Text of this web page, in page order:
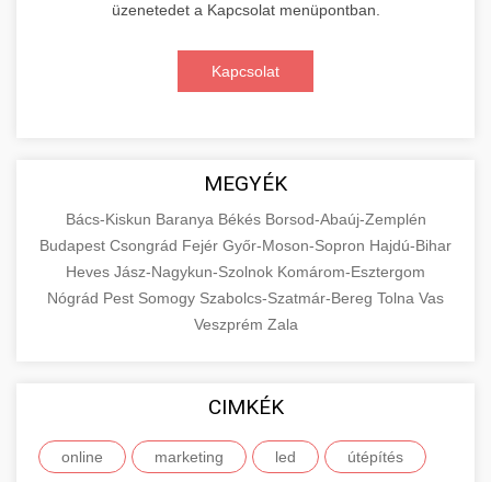
üzenetedet a Kapcsolat menüpontban.
Kapcsolat
MEGYÉK
Bács-Kiskun Baranya Békés Borsod-Abaúj-Zemplén
Budapest Csongrád Fejér Győr-Moson-Sopron Hajdú-Bihar
Heves Jász-Nagykun-Szolnok Komárom-Esztergom
Nógrád Pest Somogy Szabolcs-Szatmár-Bereg Tolna Vas
Veszprém Zala
CIMKÉK
online marketing led útépítés